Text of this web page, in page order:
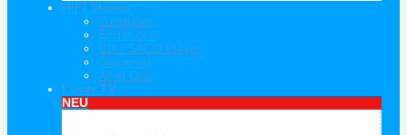
HiFi Stereo
Vorstufen
Endstufen
CD / SACD Player
Streamer
All in One
Laser TV
NEU